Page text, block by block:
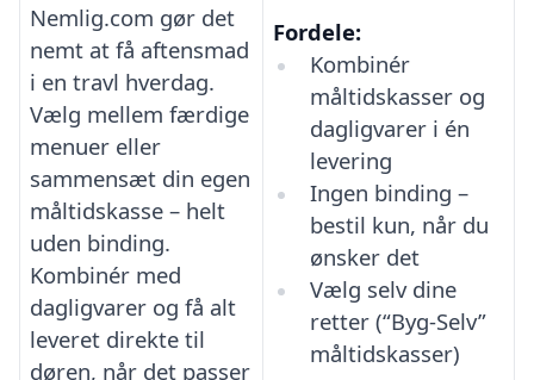
Nemlig.com gør det
nemt at få aftensmad
i en travl hverdag.
Vælg mellem færdige
menuer eller
sammensæt din egen
måltidskasse – helt
uden binding.
Kombinér med
dagligvarer og få alt
leveret direkte til
døren, når det passer
Fordele:
Kombinér
måltidskasser og
dagligvarer i én
levering
Ingen binding –
bestil kun, når du
ønsker det
Vælg selv dine
retter (“Byg-Selv”
måltidskasser)